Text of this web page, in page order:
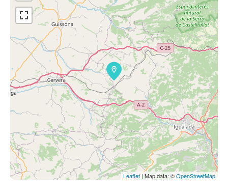
Leaflet| Map data: ©OpenStreetMap